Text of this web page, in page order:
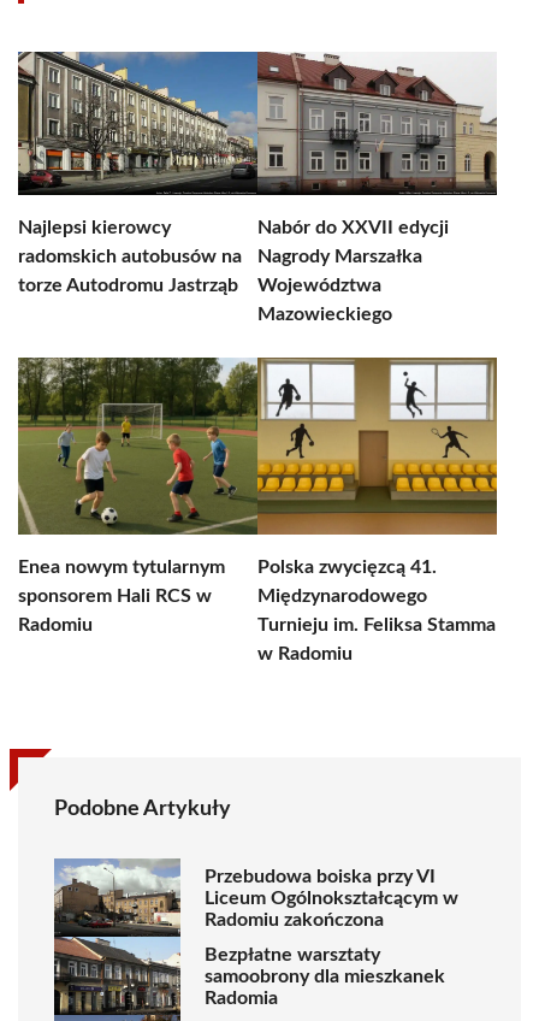
Najlepsi kierowcy
radomskich autobusów na
torze Autodromu Jastrząb
Nabór do XXVII edycji
Nagrody Marszałka
Województwa
Mazowieckiego
Enea nowym tytularnym
sponsorem Hali RCS w
Radomiu
Polska zwycięzcą 41.
Międzynarodowego
Turnieju im. Feliksa Stamma
w Radomiu
Podobne Artykuły
Przebudowa boiska przy VI
Liceum Ogólnokształcącym w
Radomiu zakończona
Bezpłatne warsztaty
samoobrony dla mieszkanek
Radomia